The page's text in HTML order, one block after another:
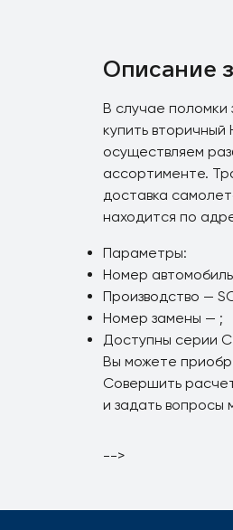
Описание
В случае поломки
купить
осуществляем
ассортименте.
доставка
находится по
Параметры:
Номер
Производство —
Номер замены — ;
Доступны серии
Вы можете
Совершить
и задать вопросы
-->